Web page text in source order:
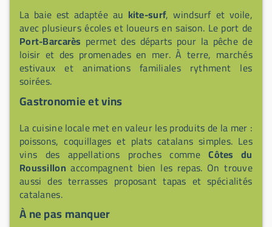
La baie est adaptée au kite-surf, windsurf et voile,
avec plusieurs écoles et loueurs en saison. Le port de
Port-Barcarès permet des départs pour la pêche de
loisir et des promenades en mer. À terre, marchés
estivaux et animations familiales rythment les
soirées.
Gastronomie et vins
La cuisine locale met en valeur les produits de la mer :
poissons, coquillages et plats catalans simples. Les
vins des appellations proches commeCôtes du
Roussillon accompagnent bien les repas. On trouve
aussi des terrasses proposant tapas et spécialités
catalanes.
À ne pas manquer